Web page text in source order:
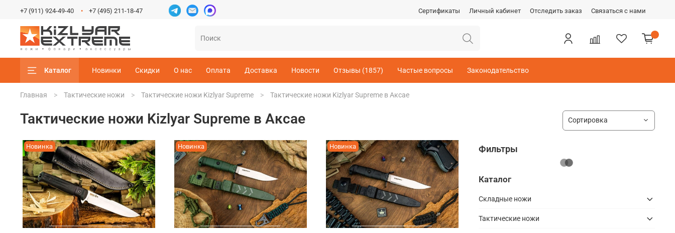
Сертификаты Личный кабинет Отследить заказ Связаться с нами
+7 (911) 924-49-40 +7 (495) 211-18-47
Каталог Новинки Скидки О нас Оплата Доставка Новости Отзывы (1857) Частые вопросы Законодательство
Главная Тактические ножи Тактические ножи Kizlyar Supreme Тактические ножи Kizlyar Supreme в Аксае
Тактические ножи Kizlyar Supreme в Аксае
Новинка Новинка Новинка Фильтры
Каталог
Складные ножи
Тактические ножи